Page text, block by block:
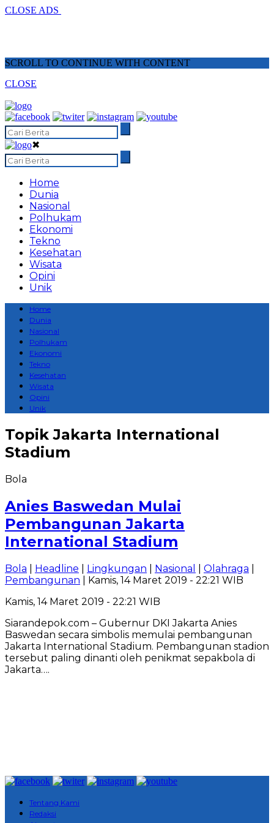
CLOSE ADS
SCROLL TO CONTINUE WITH CONTENT
CLOSE
✖
Home
Dunia
Nasional
Polhukam
Ekonomi
Tekno
Kesehatan
Wisata
Opini
Unik
Home
Dunia
Nasional
Polhukam
Ekonomi
Tekno
Kesehatan
Wisata
Opini
Unik
Topik Jakarta International
Stadium
Bola
Anies Baswedan Mulai
Pembangunan Jakarta
International Stadium
Bola Headline Lingkungan Nasional Olahraga
Pembangunan | Kamis, 14 Maret 2019 - 22:21 WIB
Kamis, 14 Maret 2019 - 22:21 WIB
Siarandepok.com – Gubernur DKI Jakarta Anies
Baswedan secara simbolis memulai pembangunan
Jakarta International Stadium. Pembangunan stadion
tersebut paling dinanti oleh penikmat sepakbola di
Jakarta….
Tentang Kami
Redaksi